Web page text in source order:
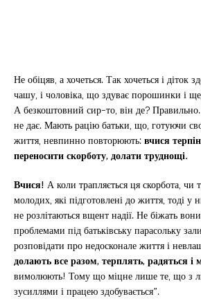
Не обіцяв, а хочеться. Так хочеться і діток
чашу, і чоловіка, що здуває порошинки і
А безкоштовний сир-то, він де?
не дає. Мають рацію батьки, що, готуючи
життя, невпинно повторюють:вчися
переносити скорботу, долати труднощі.
Вчися! А коли трапляється ця скорбота, чи
молодих, які підготовлені до життя, тоді у
не розлітаються вщент надії. Не біжать
проблемами під батьківську парасольку
розповідати про недосконале життя і
долають все разом, терплять, радяться і
вимолюють! Тому що міцне лише те, що з
зусиллями і працею здобувається”.